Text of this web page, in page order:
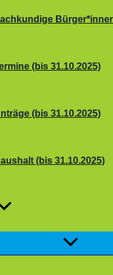
(bis 31.10.2025)
(bis 31.10.2025)
(bis 31.10.2025)
Menü